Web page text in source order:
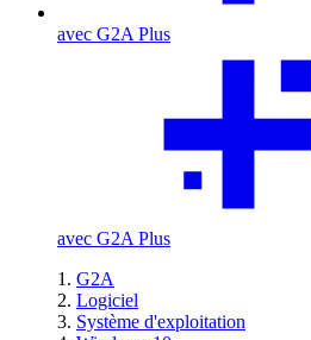
avec G2A Plus
avec G2A Plus
G2A
Logiciel
Système d'exploitation